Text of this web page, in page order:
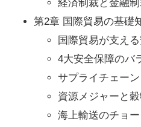
経済制裁と金融
第2章 国際貿易の基礎
国際貿易が支え
4大安全保障のバ
サプライチェー
資源メジャーと
海上輸送のチョ